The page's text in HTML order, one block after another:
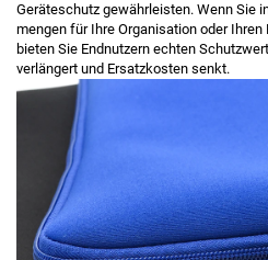
Geräteschutz gewährleisten. Wenn Sie
mengen für Ihre Organisation oder
bieten Sie Endnutzern echten
verlängert und Ersatzkosten senkt.